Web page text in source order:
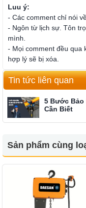
Luu ý:
- Các comment chỉ nói
- Ngôn từ lịch sự. Tôn
mình.
- Mọi comment đều qua
hợp lý sẽ bị xóa.
Tin tức liên quan
5 Bước Bảo
Cần Biết
Sản phẩm cùng